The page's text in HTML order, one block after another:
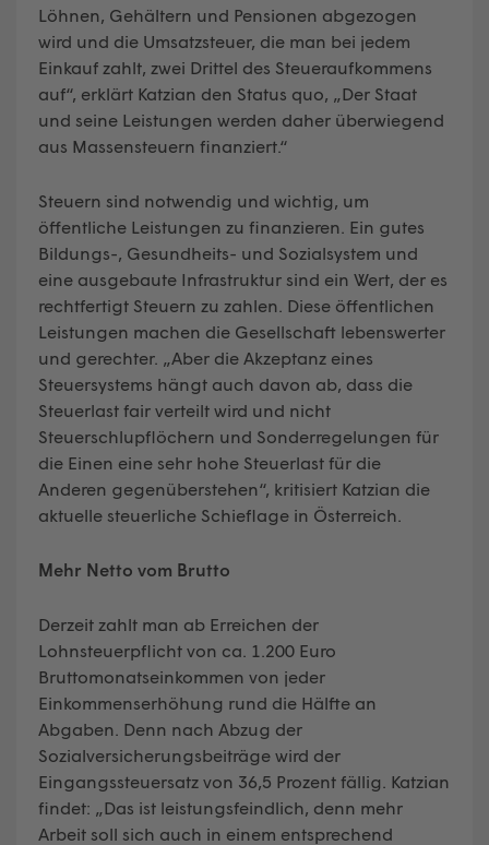
Löhnen, Gehältern und Pensionen abgezogen
wird und die Umsatzsteuer, die man bei jedem
Einkauf zahlt, zwei Drittel des Steueraufkommens
auf“, erklärt Katzian den Status quo, „Der Staat
und seine Leistungen werden daher überwiegend
aus Massensteuern finanziert.“
Steuern sind notwendig und wichtig, um
öffentliche Leistungen zu finanzieren. Ein gutes
Bildungs-, Gesundheits- und Sozialsystem und
eine ausgebaute Infrastruktur sind ein Wert, der es
rechtfertigt Steuern zu zahlen. Diese öffentlichen
Leistungen machen die Gesellschaft lebenswerter
und gerechter. „Aber die Akzeptanz eines
Steuersystems hängt auch davon ab, dass die
Steuerlast fair verteilt wird und nicht
Steuerschlupflöchern und Sonderregelungen für
die Einen eine sehr hohe Steuerlast für die
Anderen gegenüberstehen“, kritisiert Katzian die
aktuelle steuerliche Schieflage in Österreich.
Mehr Netto vom Brutto
Derzeit zahlt man ab Erreichen der
Lohnsteuerpflicht von ca. 1.200 Euro
Bruttomonatseinkommen von jeder
Einkommenserhöhung rund die Hälfte an
Abgaben. Denn nach Abzug der
Sozialversicherungsbeiträge wird der
Eingangssteuersatz von 36,5 Prozent fällig. Katzian
findet: „Das ist leistungsfeindlich, denn mehr
Arbeit soll sich auch in einem entsprechend